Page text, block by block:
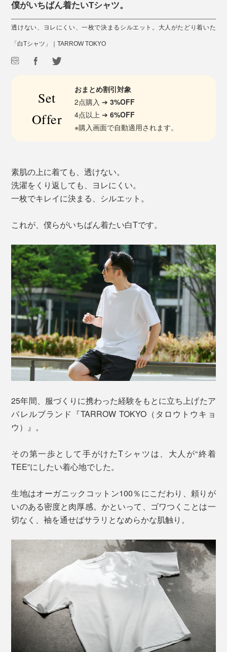
僕がいちばん着たいTシャツ。
透けない、ヨレにくい、一枚で決まるシルエット。大人がたどり着いた
「白Tシャツ」｜TARROW TOKYO
Set
Offer
おまとめ割引対象
2点購入 ➔3%OFF
4点以上 ➔6%OFF
※購入画面で自動適用されます。
素肌の上に着ても、透けない。
洗濯をくり返しても、ヨレにくい。
一枚でキレイに決まる、シルエット。
これが、僕らがいちばん着たい白Tです。
25年間、服づくりに携わった経験をもとに立ち上げたア
パレルブランド『TARROW TOKYO（タロウトウキョ
ウ）』。
その第一歩として手がけたTシャツは、大人が“終着
TEE”にしたい着心地でした。
生地はオーガニックコットン100％にこだわり、頼りが
いのある密度と肉厚感。かといって、ゴワつくことは一
切なく、袖を通せばサラリとなめらかな肌触り。